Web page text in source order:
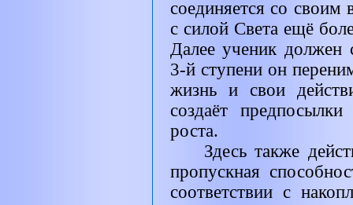
соединяется со
с силой Света ещё
Далее ученик должен
3-й ступени он
жизнь и свои
создаёт
роста.
Здесь также
пропускная
соответствии с